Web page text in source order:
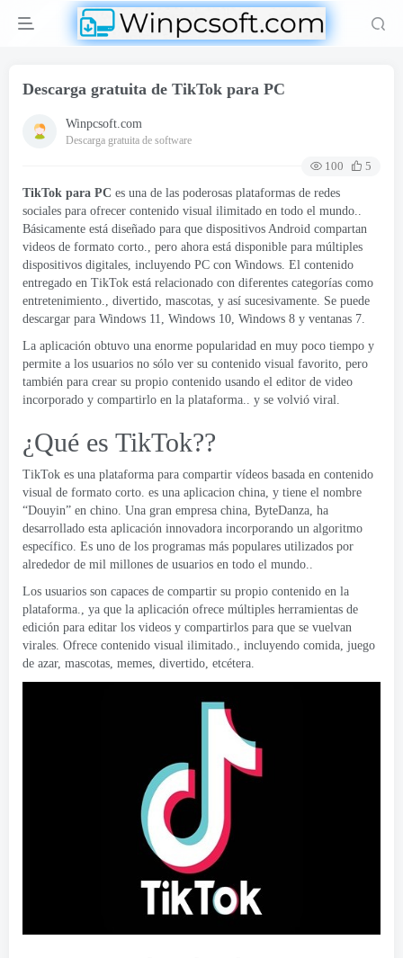
Descarga gratuita de TikTok para PC
Winpcsoft.com
Descarga gratuita de software
100
5
TikTok para PC es una de las poderosas plataformas de redes
sociales para ofrecer contenido visual ilimitado en todo el mundo..
Básicamente está diseñado para que dispositivos Android compartan
videos de formato corto., pero ahora está disponible para múltiples
dispositivos digitales, incluyendo PC con Windows. El contenido
entregado en TikTok está relacionado con diferentes categorías como
entretenimiento., divertido, mascotas, y así sucesivamente. Se puede
descargar para Windows 11, Windows 10, Windows 8 y ventanas 7.
La aplicación obtuvo una enorme popularidad en muy poco tiempo y
permite a los usuarios no sólo ver su contenido visual favorito, pero
también para crear su propio contenido usando el editor de video
incorporado y compartirlo en la plataforma.. y se volvió viral.
¿Qué es TikTok??
TikTok es una plataforma para compartir vídeos basada en contenido
visual de formato corto. es una aplicacion china, y tiene el nombre
“Douyin” en chino. Una gran empresa china, ByteDanza, ha
desarrollado esta aplicación innovadora incorporando un algoritmo
específico. Es uno de los programas más populares utilizados por
alrededor de mil millones de usuarios en todo el mundo..
Los usuarios son capaces de compartir su propio contenido en la
plataforma., ya que la aplicación ofrece múltiples herramientas de
edición para editar los videos y compartirlos para que se vuelvan
virales. Ofrece contenido visual ilimitado., incluyendo comida, juego
de azar, mascotas, memes, divertido, etcétera.